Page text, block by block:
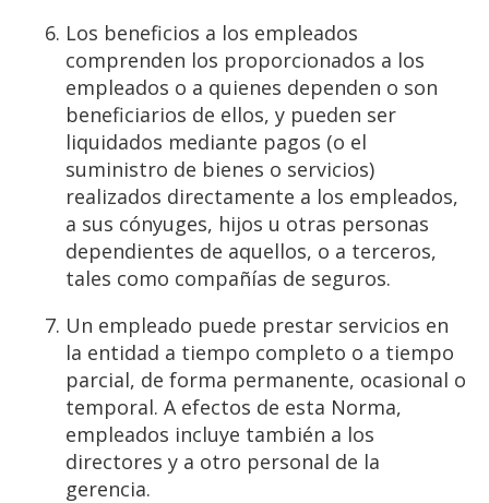
Los beneficios a los empleados
comprenden los proporcionados a los
empleados o a quienes dependen o son
beneficiarios de ellos, y pueden ser
liquidados mediante pagos (o el
suministro de bienes o servicios)
realizados directamente a los empleados,
a sus cónyuges, hijos u otras personas
dependientes de aquellos, o a terceros,
tales como compañías de seguros.
Un empleado puede prestar servicios en
la entidad a tiempo completo o a tiempo
parcial, de forma permanente, ocasional o
temporal. A efectos de esta Norma,
empleados incluye también a los
directores y a otro personal de la
gerencia.